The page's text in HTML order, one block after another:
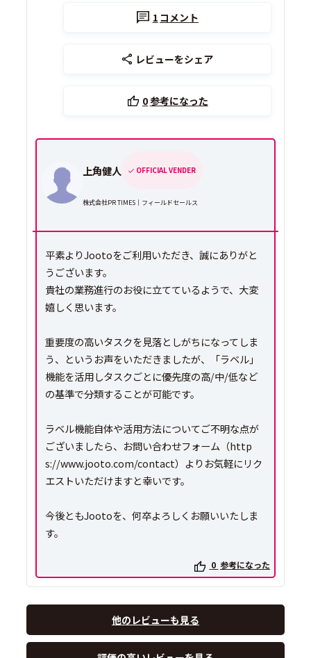
1 コメント
レビューをシェア
0参考になった
上角健人 OFFICIAL VENDER
株式会社PR TIMES｜フィールドセールス
平素よりJootoをご利用いただき、誠にありがと
うございます。
貴社の業務進行のお役に立てているようで、大変
嬉しく思います。
重要度の高いタスクを見落としがちになってしま
う、というお声をいただきましたが、「ラベル」
機能を活用しタスクごとに優先度の高/中/低など
の基準で分類することが可能です。
ラベル機能自体や活用方法についてご不明な点が
ございましたら、お問い合わせフォーム（http
s://www.jooto.com/contact）よりお気軽にリク
エストいただけますと幸いです。
今後ともJootoを、何卒よろしくお願いいたしま
す。
0 参考になった
他のレビューも見る